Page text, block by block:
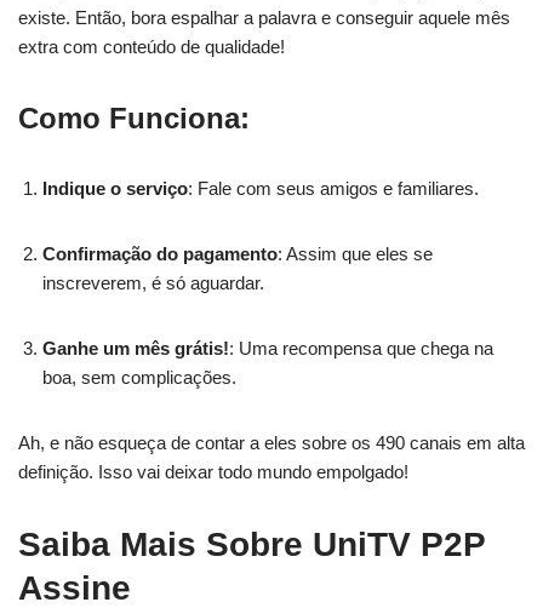
existe. Então, bora espalhar a palavra e conseguir aquele mês
extra com conteúdo de qualidade!
Como Funciona:
Indique o serviço: Fale com seus amigos e familiares.
Confirmação do pagamento: Assim que eles se
inscreverem, é só aguardar.
Ganhe um mês grátis!: Uma recompensa que chega na
boa, sem complicações.
Ah, e não esqueça de contar a eles sobre os 490 canais em alta
definição. Isso vai deixar todo mundo empolgado!
Saiba Mais Sobre UniTV P2P
Assine